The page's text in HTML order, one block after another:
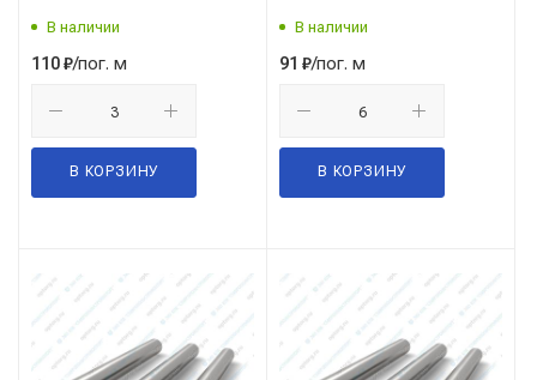
В наличии
110₽/пог. м
В КОРЗИНУ
В наличии
91 ₽/пог. м
В КОРЗИНУ